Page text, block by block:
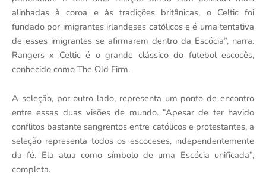
alinhadas à coroa e às tradições britânicas, o Celtic foi
fundado por imigrantes irlandeses católicos e é uma tentativa
de esses imigrantes se afirmarem dentro da Escócia”, narra.
Rangers x Celtic é o grande clássico do futebol escocês,
conhecido como The Old Firm.
A seleção, por outro lado, representa um ponto de encontro
entre essas duas visões de mundo. “Apesar de ter havido
conflitos bastante sangrentos entre católicos e protestantes, a
seleção representa todos os escoceses, independentemente
da fé. Ela atua como símbolo de uma Escócia unificada”,
completa.